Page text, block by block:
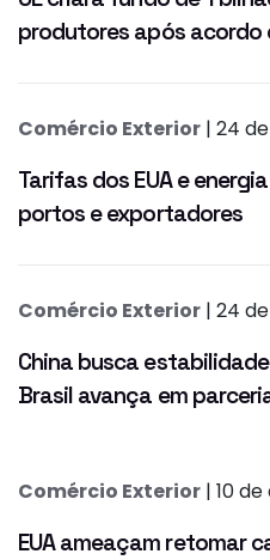
produtores após acordo
Comércio Exterior | 24
Tarifas dos EUA e
portos e exportadores
Comércio Exterior | 24
China busca
Brasil avança em
Comércio Exterior | 10
EUA ameaçam retomar